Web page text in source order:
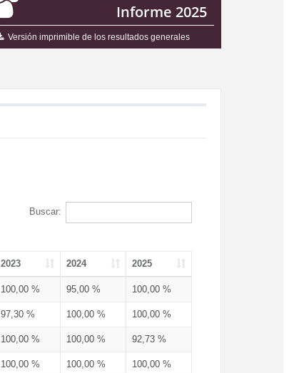
Informe 2025
Versión imprimible de los resultados generales
Buscar:
2023 2024 2025
100,00 % 95,00 % 100,00 %
97,30 % 100,00 % 100,00 %
100,00 % 100,00 % 92,73 %
100,00 % 100,00 % 100,00 %